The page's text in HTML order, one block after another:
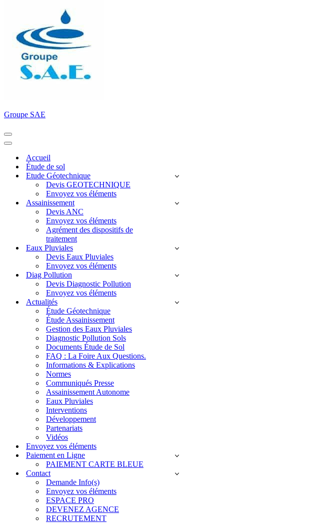
Groupe SAE
Menu
de
Menu
navigationAccueil
Étude de sol
Etude Géotechnique
Devis GEOTECHNIQUE
Envoyez vos éléments
Assainissement
Devis ANC
Envoyez vos éléments
Agrément des dispositifs de
traitement
Eaux Pluviales
Devis Eaux Pluviales
Envoyez vos éléments
Diag Pollution
Devis Diagnostic Pollution
Envoyez vos éléments
Actualités
Étude Géotechnique
Étude Assainissement
Gestion des Eaux Pluviales
Diagnostic Pollution Sols
Documents Étude de Sol
FAQ : La Foire Aux Questions.
Informations & Explications
Normes
Communiqués Presse
Assainissement Autonome
Eaux Pluviales
Interventions
Développement
Partenariats
Vidéos
Envoyez vos éléments
Paiement en Ligne
PAIEMENT CARTE BLEUE
Contact
Demande Info(s)
Envoyez vos éléments
ESPACE PRO
DEVENEZ AGENCE
RECRUTEMENT